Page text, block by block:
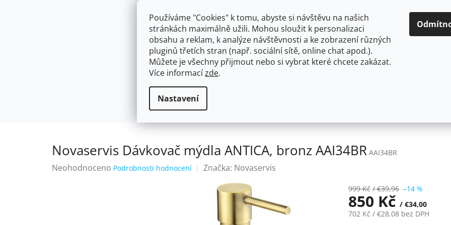
Používáme "Cookies" k tomu, abyste si návštěvu na našich
stránkách maximálně užili. Mohou sloužit k personalizaci
obsahu a reklam, k analýze návštěvnosti a ke zobrazení různých
pluginů třetích stran (např. sociální sítě, online chat apod.).
Můžete je všechny přijmout nebo si vybrat které chcete zakázat.
Více informacízde.
Nastavení
HLEDAT
NÁSTĚNNÉ 150/100MM SE SPRCHOU
KOUPELNOVÉ DOPLŇKY Dávkovače mýdla
Novaservis Dávkovač mýdla ANTICA, bronz AAI34BR AAI34BR
Průměrné
Neohodnoceno Podrobnosti hodnocení Značka: Novaservis
999 Kč / €39,96 –14 %
850 Kč / €34,00
702 Kč / €28,08 bez DPH